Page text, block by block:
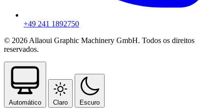
+49 241 1892750
© 2026 Allaoui Graphic Machinery GmbH. Todos os direitos
reservados.
Automático Claro Escuro